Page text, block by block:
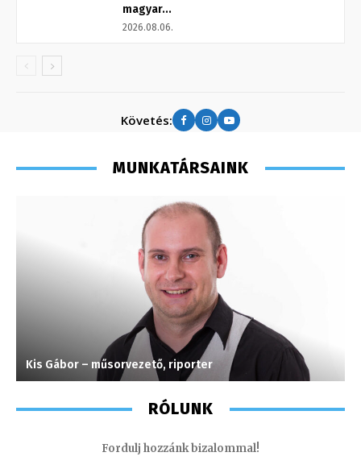
magyar...
2026.08.06.
Követés:
MUNKATÁRSAINK
Kis Gábor – műsorvezető, riporter
RÓLUNK
Fordulj hozzánk bizalommal!